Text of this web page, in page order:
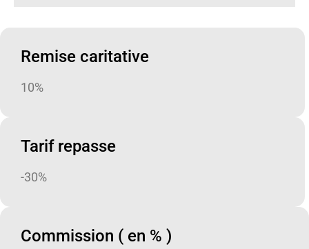
Remise caritative
10%
Tarif repasse
-30%
Commission ( en % )